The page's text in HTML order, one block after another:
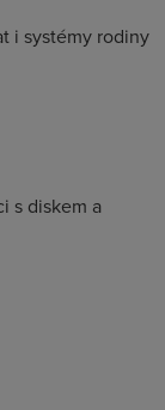
i systémy rodiny
s diskem a